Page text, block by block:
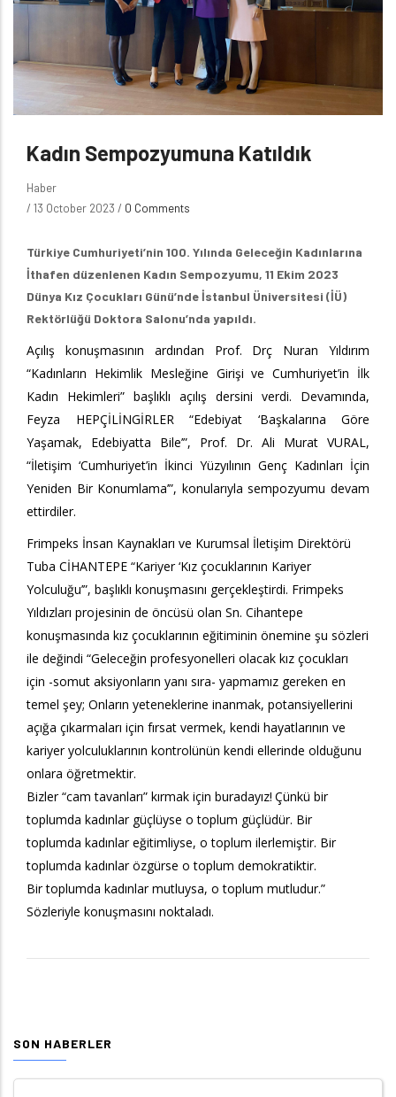
Kadın Sempozyumuna Katıldık
Haber
/ 13 October 2023 / 0 Comments
Türkiye Cumhuriyeti’nin 100. Yılında Geleceğin Kadınlarına
İthafen düzenlenen Kadın Sempozyumu, 11 Ekim 2023
Dünya Kız Çocukları Günü’nde İstanbul Üniversitesi (İÜ)
Rektörlüğü Doktora Salonu’nda yapıldı.
Açılış konuşmasının ardından Prof. Drç Nuran Yıldırım
“Kadınların Hekimlik Mesleğine Girişi ve Cumhuriyet’in İlk
Kadın Hekimleri” başlıklı açılış dersini verdi. Devamında,
Feyza HEPÇİLİNGİRLER “Edebiyat ‘Başkalarına Göre
Yaşamak, Edebiyatta Bile’”, Prof. Dr. Ali Murat VURAL,
“İletişim ‘Cumhuriyet’in İkinci Yüzyılının Genç Kadınları İçin
Yeniden Bir Konumlama’”, konularıyla sempozyumu devam
ettirdiler.
Frimpeks İnsan Kaynakları ve Kurumsal İletişim Direktörü
Tuba CİHANTEPE “Kariyer ‘Kız çocuklarının Kariyer
Yolculuğu’”, başlıklı konuşmasını gerçekleştirdi. Frimpeks
Yıldızları projesinin de öncüsü olan Sn. Cihantepe
konuşmasında kız çocuklarının eğitiminin önemine şu sözleri
ile değindi “Geleceğin profesyonelleri olacak kız çocukları
için -somut aksiyonların yanı sıra- yapmamız gereken en
temel şey; Onların yeteneklerine inanmak, potansiyellerini
açığa çıkarmaları için fırsat vermek, kendi hayatlarının ve
kariyer yolculuklarının kontrolünün kendi ellerinde olduğunu
onlara öğretmektir.
Bizler “cam tavanları” kırmak için buradayız! Çünkü bir
toplumda kadınlar güçlüyse o toplum güçlüdür. Bir
toplumda kadınlar eğitimliyse, o toplum ilerlemiştir. Bir
toplumda kadınlar özgürse o toplum demokratiktir.
Bir toplumda kadınlar mutluysa, o toplum mutludur.”
Sözleriyle konuşmasını noktaladı.
SON HABERLER